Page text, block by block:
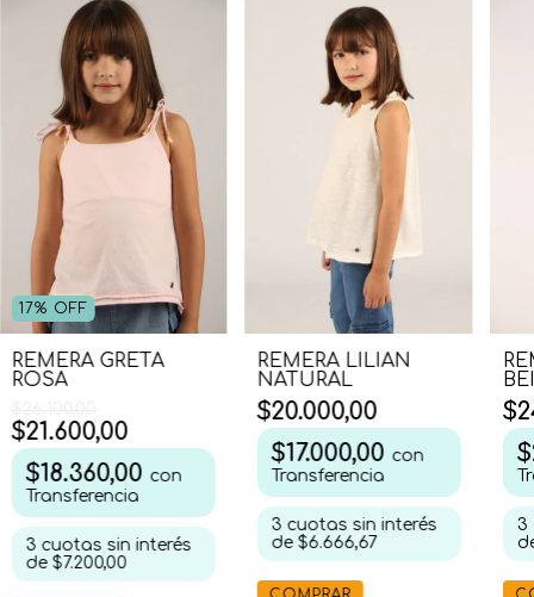
17% OFF
REMERA GRETA
ROSA
$21.600,00
$18.360,00 con
Transferencia
3 cuotas sin interés
de $7.200,00
REMERA LILIAN
NATURAL
$20.000,00
$17.000,00 con
Transferencia
3 cuotas sin interés
de $6.666,67
3